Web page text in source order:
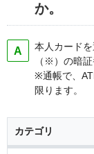
か。
本人カード
（※）の暗
※通帳で、
限ります。
カテゴリ